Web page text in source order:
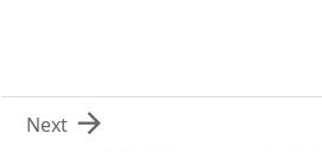

Next